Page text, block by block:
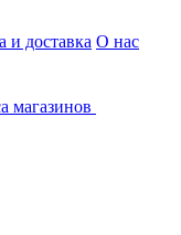
и доставка О нас
магазинов